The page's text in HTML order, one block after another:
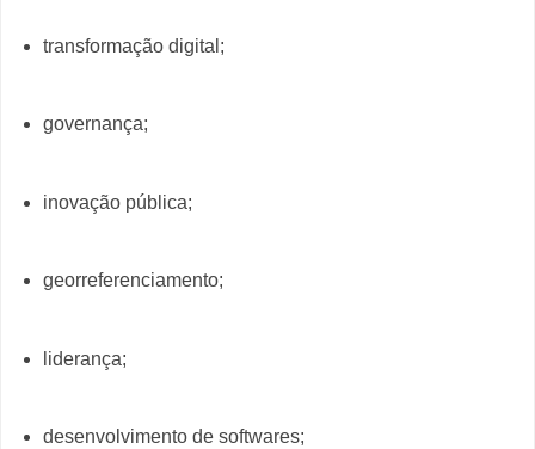
transformação digital;
governança;
inovação pública;
georreferenciamento;
liderança;
desenvolvimento de softwares;